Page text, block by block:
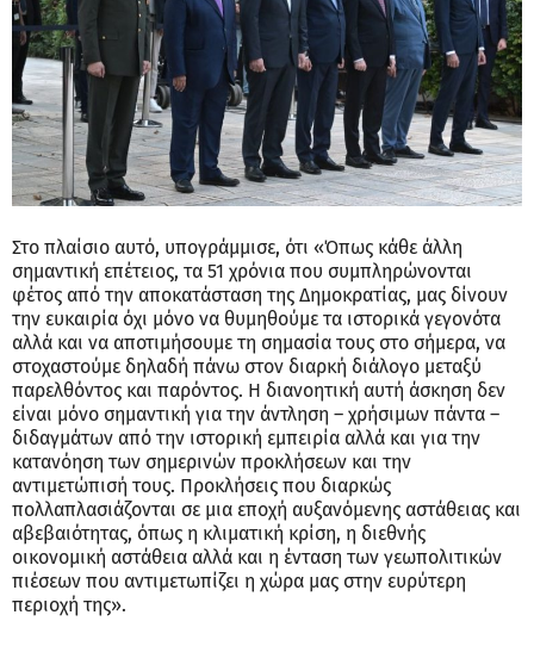
Στο πλαίσιο αυτό, υπογράμμισε, ότι «Όπως κάθε άλλη
σημαντική επέτειος, τα 51 χρόνια που συμπληρώνονται
φέτος από την αποκατάσταση της Δημοκρατίας, μας δίνουν
την ευκαιρία όχι μόνο να θυμηθούμε τα ιστορικά γεγονότα
αλλά και να αποτιμήσουμε τη σημασία τους στο σήμερα, να
στοχαστούμε δηλαδή πάνω στον διαρκή διάλογο μεταξύ
παρελθόντος και παρόντος. Η διανοητική αυτή άσκηση δεν
είναι μόνο σημαντική για την άντληση – χρήσιμων πάντα –
διδαγμάτων από την ιστορική εμπειρία αλλά και για την
κατανόηση των σημερινών προκλήσεων και την
αντιμετώπισή τους. Προκλήσεις που διαρκώς
πολλαπλασιάζονται σε μια εποχή αυξανόμενης αστάθειας και
αβεβαιότητας, όπως η κλιματική κρίση, η διεθνής
οικονομική αστάθεια αλλά και η ένταση των γεωπολιτικών
πιέσεων που αντιμετωπίζει η χώρα μας στην ευρύτερη
περιοχή της».